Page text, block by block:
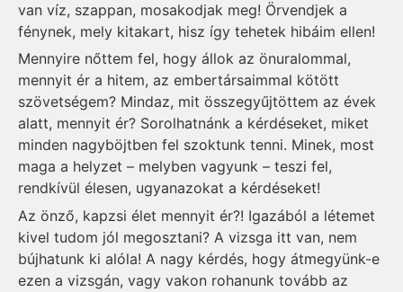
van víz, szappan, mosakodjak meg! Örvendjek a
fénynek, mely kitakart, hisz így tehetek hibáim ellen!
Mennyire nőttem fel, hogy állok az önuralommal,
mennyit ér a hitem, az embertársaimmal kötött
szövetségem? Mindaz, mit összegyűjtöttem az évek
alatt, mennyit ér? Sorolhatnánk a kérdéseket, miket
minden nagyböjtben fel szoktunk tenni. Minek, most
maga a helyzet – melyben vagyunk – teszi fel,
rendkívül élesen, ugyanazokat a kérdéseket!
Az önző, kapzsi élet mennyit ér?! Igazából a létemet
kivel tudom jól megosztani? A vizsga itt van, nem
bújhatunk ki alóla! A nagy kérdés, hogy átmegyünk-e
ezen a vizsgán, vagy vakon rohanunk tovább az